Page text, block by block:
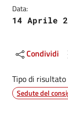
Data:
14 Aprile
Condividi
Tipo di risultato
Sedute del